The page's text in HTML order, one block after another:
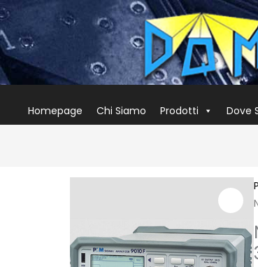
Homepage Chi Siamo Prodotti Dove